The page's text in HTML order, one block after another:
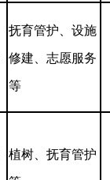
抚育管护、设施
修建、志愿服务
等
植树、抚育管护